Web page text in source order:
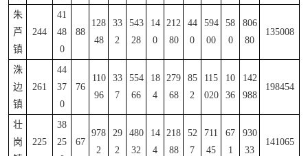
朱
芦
镇
244
41
48
0
88
128
48
33
2
543
28
14
0
212
80
44
0
594
00
58
0
806
80
135008
洙
边
镇
261
44
37
0
76
110
96
33
7
554
66
18
4
279
68
85
2
115
020
10
36
142
988
198454
壮
岗
225
38
25
67
978
2
29
2
480
32
14
4
218
88
52
7
711
45
67
1
930
33
141065